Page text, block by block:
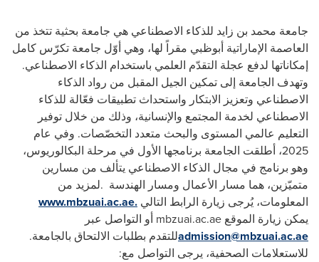
جامعة محمد بن زايد للذكاء الاصطناعي هي جامعة بحثية تتخذ من
العاصمة الإماراتية أبوظبي مقراً لها، وهي أوّل جامعة تكرّس كامل
إمكاناتها لدفع عجلة التقدّم العلمي باستخدام الذكاء الاصطناعي.
وتهدف الجامعة إلى تمكين الجيل المقبل من رواد الذكاء
الاصطناعي وتعزيز الابتكار واستحداث تطبيقات فعّالة للذكاء
الاصطناعي لخدمة المجتمع والإنسانية، وذلك من خلال توفير
التعليم عالمي المستوى والبحث متعدد التخصّصات. وفي عام
2025، أطلقت الجامعة برنامجها الأول في مرحلة البكالوريوس،
وهو برنامج في مجال الذكاء الاصطناعي يتألف من مسارين
متميّزين، هما مسار الأعمال ومسار الهندسة .لمزيد من
المعلومات، يُرجى زيارة الرابط التالي www.mbzuai.ac.ae.
يمكن زيارة الموقع mbzuai.ac.ae أو التواصل عبر
admission@mbzuai.ac.aeللتقدم بطلبات الالتحاق بالجامعة.
للاستعلامات الصحفية، يرجى التواصل مع: